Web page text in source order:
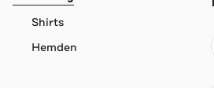
Shirts
Hemden